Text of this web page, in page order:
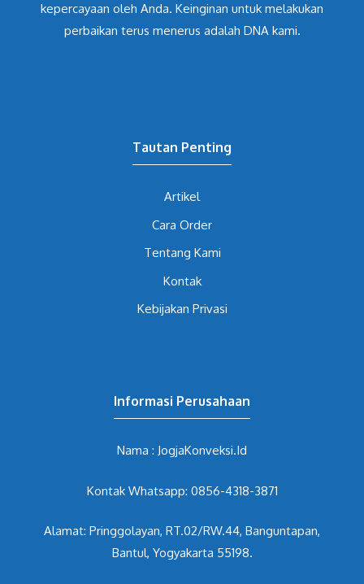
kepercayaan oleh Anda. Keinginan untuk melakukan
perbaikan terus menerus adalah DNA kami.
Tautan Penting
Artikel
Cara Order
Tentang Kami
Kontak
Kebijakan Privasi
Informasi Perusahaan
Nama : JogjaKonveksi.Id
Kontak Whatsapp: 0856-4318-3871
Alamat: Pringgolayan, RT.02/RW.44, Banguntapan,
Bantul, Yogyakarta 55198.